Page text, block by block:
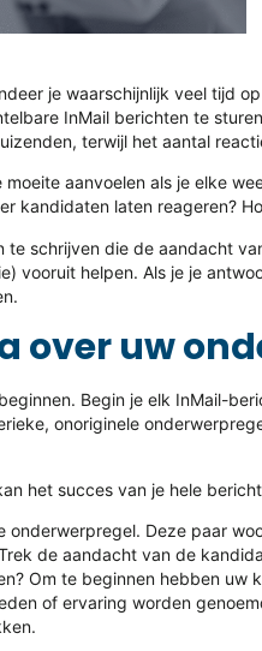
je waarschijnlijk veel tijd
InMail berichten te
terwijl het aantal
moeite aanvoelen als je elke
kandidaten laten reageren?
te schrijven die de aandacht
vooruit helpen. Als je je
over uw
Begin je elk InMail-
onoriginele
het succes van je hele
onderwerpregel. Deze paar
de aandacht van de
Om te beginnen hebben uw
of ervaring worden